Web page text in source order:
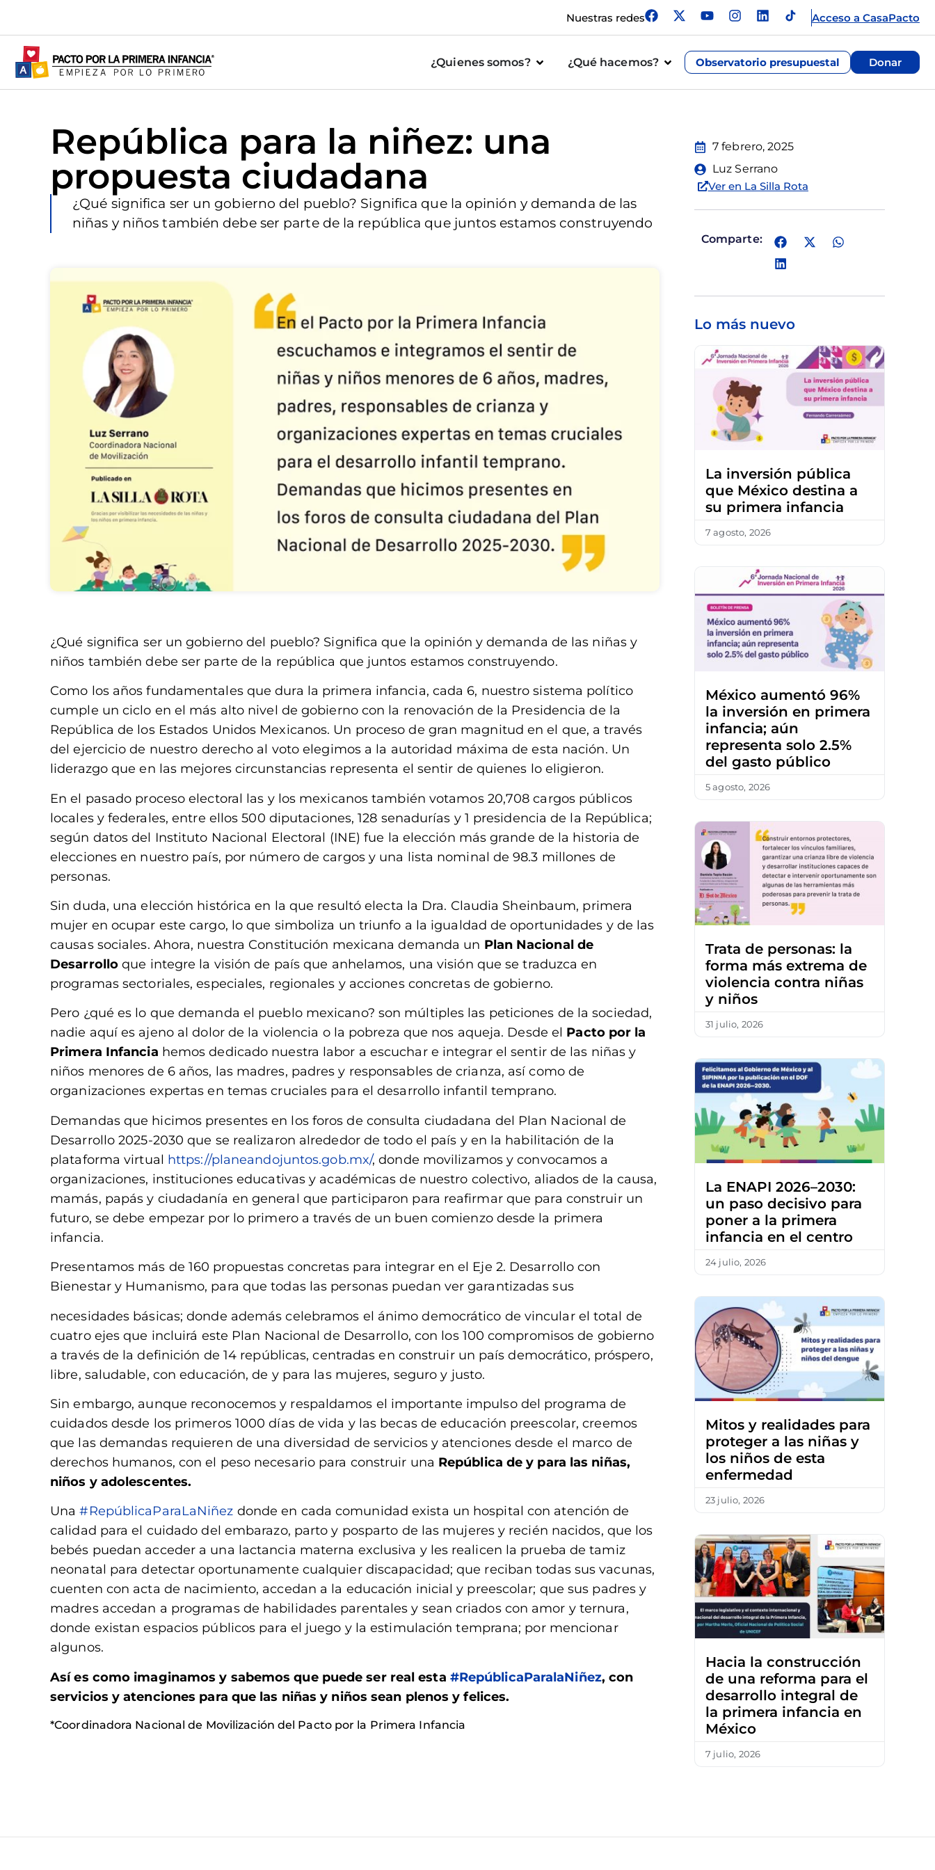
Nuestras redes Acceso a CasaPacto
¿Quienes somos? ¿Qué hacemos? Observatorio presupuestal Donar
República para la niñez: una
propuesta ciudadana
¿Qué significa ser un gobierno del pueblo? Significa que la opinión y demanda de las
niñas y niños también debe ser parte de la república que juntos estamos construyendo
¿Qué significa ser un gobierno del pueblo? Significa que la opinión y demanda de las niñas y
niños también debe ser parte de la república que juntos estamos construyendo.
Como los años fundamentales que dura la primera infancia, cada 6, nuestro sistema político
cumple un ciclo en el más alto nivel de gobierno con la renovación de la Presidencia de la
República de los Estados Unidos Mexicanos. Un proceso de gran magnitud en el que, a través
del ejercicio de nuestro derecho al voto elegimos a la autoridad máxima de esta nación. Un
liderazgo que en las mejores circunstancias representa el sentir de quienes lo eligieron.
En el pasado proceso electoral las y los mexicanos también votamos 20,708 cargos públicos
locales y federales, entre ellos 500 diputaciones, 128 senadurías y 1 presidencia de la República;
según datos del Instituto Nacional Electoral (INE) fue la elección más grande de la historia de
elecciones en nuestro país, por número de cargos y una lista nominal de 98.3 millones de
personas.
Sin duda, una elección histórica en la que resultó electa la Dra. Claudia Sheinbaum, primera
mujer en ocupar este cargo, lo que simboliza un triunfo a la igualdad de oportunidades y de las
causas sociales. Ahora, nuestra Constitución mexicana demanda un Plan Nacional de
Desarrollo que integre la visión de país que anhelamos, una visión que se traduzca en
programas sectoriales, especiales, regionales y acciones concretas de gobierno.
Pero ¿qué es lo que demanda el pueblo mexicano? son múltiples las peticiones de la sociedad,
nadie aquí es ajeno al dolor de la violencia o la pobreza que nos aqueja. Desde el Pacto por la
Primera Infancia hemos dedicado nuestra labor a escuchar e integrar el sentir de las niñas y
niños menores de 6 años, las madres, padres y responsables de crianza, así como de
organizaciones expertas en temas cruciales para el desarrollo infantil temprano.
Demandas que hicimos presentes en los foros de consulta ciudadana del Plan Nacional de
Desarrollo 2025-2030 que se realizaron alrededor de todo el país y en la habilitación de la
plataforma virtual https://planeandojuntos.gob.mx/, donde movilizamos y convocamos a
organizaciones, instituciones educativas y académicas de nuestro colectivo, aliados de la causa,
mamás, papás y ciudadanía en general que participaron para reafirmar que para construir un
futuro, se debe empezar por lo primero a través de un buen comienzo desde la primera
infancia.
Presentamos más de 160 propuestas concretas para integrar en el Eje 2. Desarrollo con
Bienestar y Humanismo, para que todas las personas puedan ver garantizadas sus
necesidades básicas; donde además celebramos el ánimo democrático de vincular el total de
cuatro ejes que incluirá este Plan Nacional de Desarrollo, con los 100 compromisos de gobierno
a través de la definición de 14 repúblicas, centradas en construir un país democrático, próspero,
libre, saludable, con educación, de y para las mujeres, seguro y justo.
Sin embargo, aunque reconocemos y respaldamos el importante impulso del programa de
cuidados desde los primeros 1000 días de vida y las becas de educación preescolar, creemos
que las demandas requieren de una diversidad de servicios y atenciones desde el marco de
derechos humanos, con el peso necesario para construir una República de y para las niñas,
niños y adolescentes.
Una#RepúblicaParaLaNiñez donde en cada comunidad exista un hospital con atención de
calidad para el cuidado del embarazo, parto y posparto de las mujeres y recién nacidos, que los
bebés puedan acceder a una lactancia materna exclusiva y les realicen la prueba de tamiz
neonatal para detectar oportunamente cualquier discapacidad; que reciban todas sus vacunas,
cuenten con acta de nacimiento, accedan a la educación inicial y preescolar; que sus padres y
madres accedan a programas de habilidades parentales y sean criados con amor y ternura,
donde existan espacios públicos para el juego y la estimulación temprana; por mencionar
algunos.
Así es como imaginamos y sabemos que puede ser real esta #RepúblicaParalaNiñez, con
servicios y atenciones para que las niñas y niños sean plenos y felices.
*Coordinadora Nacional de Movilización del Pacto por la Primera Infancia
7 febrero, 2025
Luz Serrano
Ver en La Silla Rota
Comparte:
Lo más nuevo
La inversión pública
que México destina a
su primera infancia
7 agosto, 2026
México aumentó 96%
la inversión en primera
infancia; aún
representa solo 2.5%
del gasto público
5 agosto, 2026
Trata de personas: la
forma más extrema de
violencia contra niñas
y niños
31 julio, 2026
La ENAPI 2026–2030:
un paso decisivo para
poner a la primera
infancia en el centro
24 julio, 2026
Mitos y realidades para
proteger a las niñas y
los niños de esta
enfermedad
23 julio, 2026
Hacia la construcción
de una reforma para el
desarrollo integral de
la primera infancia en
México
7 julio, 2026